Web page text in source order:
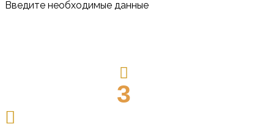
Введите необходимые данные
3